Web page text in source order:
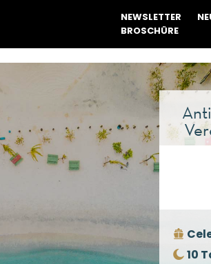
NEWSLETTER
BROSCHÜRE
10